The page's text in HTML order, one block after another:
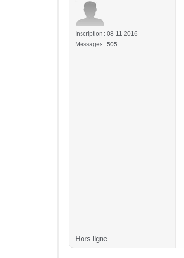
Inscription : 08-11-2016
Messages : 505
Hors ligne